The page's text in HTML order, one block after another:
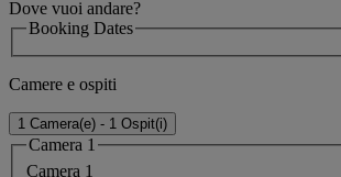
Dove vuoi andare?
Booking Dates
Camere e ospiti
1 Camera(e) - 1 Ospit(i)
Camera 1
Camera 1